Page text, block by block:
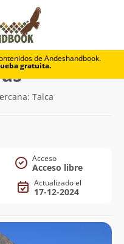
de Andeshandbook.
gratuita.
(3.270m)
Talca
Acceso
Acceso libre
Actualizado el
17-12-2024